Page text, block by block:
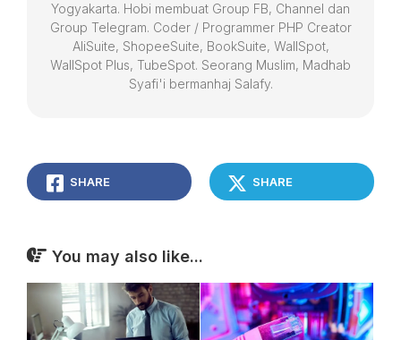
Yogyakarta. Hobi membuat Group FB, Channel dan
Group Telegram. Coder / Programmer PHP Creator
AliSuite, ShopeeSuite, BookSuite, WallSpot,
WallSpot Plus, TubeSpot. Seorang Muslim, Madhab
Syafi'i bermanhaj Salafy.
SHARE SHARE
You may also like...